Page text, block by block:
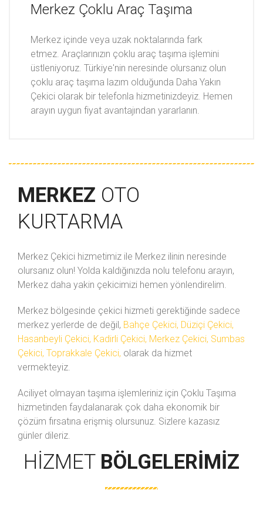
Merkez Çoklu Araç Taşıma
Merkez içinde veya uzak noktalarında fark
etmez. Araçlarınızın çoklu araç taşıma işlemini
üstleniyoruz. Türkiye'nin neresinde olursanız olun
çoklu araç taşıma lazım olduğunda Daha Yakın
Çekici olarak bir telefonla hizmetinizdeyiz. Hemen
arayın uygun fiyat avantajından yararlanın.
MERKEZ OTO
KURTARMA
Merkez Çekici hizmetimiz ile Merkez ilinin neresinde
olursanız olun! Yolda kaldığınızda nolu telefonu arayın,
Merkez daha yakin çekicimizi hemen yönlendirelim.
Merkez bölgesinde çekici hizmeti gerektiğinde sadece
merkez yerlerde de değil, Bahçe Çekici, Düziçi Çekici,
Hasanbeyli Çekici, Kadirli Çekici, Merkez Çekici, Sumbas
Çekici, Toprakkale Çekici, olarak da hizmet
vermekteyiz.
Aciliyet olmayan taşıma işlemleriniz için Çoklu Taşıma
hizmetinden faydalanarak çok daha ekonomik bir
çözüm fırsatına erişmiş olursunuz. Sizlere kazasız
günler dileriz.
HIZMET BÖLGELERIMIZ